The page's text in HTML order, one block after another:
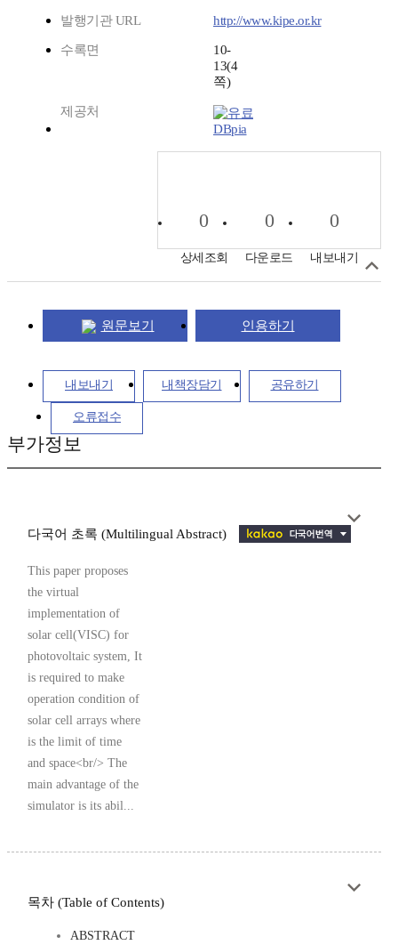
발행기관 URL http://www.kipe.or.kr
수록면
10-
13(4
쪽)
제공처
DBpia
0
상세조회
0
다운로드
0
내보내기
원문보기 인용하기
내보내기 내책장담기 공유하기
오류접수
부가정보
다국어 초록 (Multilingual Abstract)
This paper proposes
the virtual
implementation of
solar cell(VISC) for
photovoltaic system, It
is required to make
operation condition of
solar cell arrays where
is the limit of time
and space<br/> The
main advantage of the
simulator is its abil...
목차 (Table of Contents)
ABSTRACT